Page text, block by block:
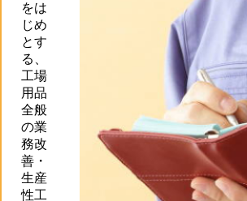
をは
じめ
とす
る、
工場
用品
全般
の業
務改
善・
生産
性工